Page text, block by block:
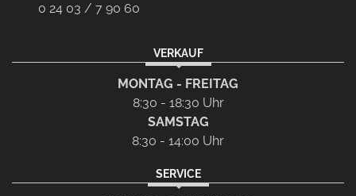
0 24 03 / 7 90 60
VERKAUF
MONTAG - FREITAG
8:30 - 18:30 Uhr
SAMSTAG
8:30 - 14:00 Uhr
SERVICE